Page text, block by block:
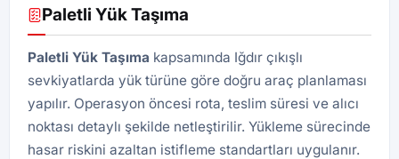
Paletli Yük Taşıma
Paletli Yük Taşıma kapsamında Iğdır çıkışlı
sevkiyatlarda yük türüne göre doğru araç planlaması
yapılır. Operasyon öncesi rota, teslim süresi ve alıcı
noktası detaylı şekilde netleştirilir. Yükleme sürecinde
hasar riskini azaltan istifleme standartları uygulanır.